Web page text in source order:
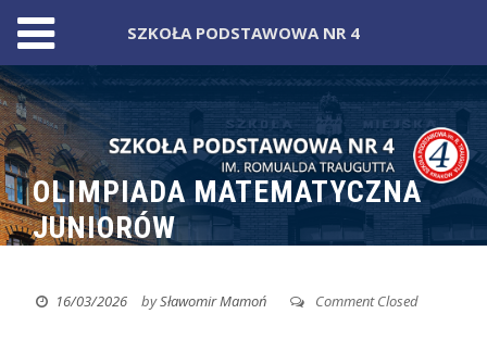
Skip
to
content
OLIMPIADA MATEMATYCZNA
JUNIORÓW
16/03/2026 bySławomir Mamoń Comment Closed
SZKOŁA PODSTAWOWA NR 4